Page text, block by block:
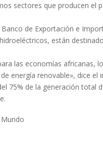
sectores que producen el
de Exportación e
están
las economías africanas,
energía renovable», dice el
75% de la generación total